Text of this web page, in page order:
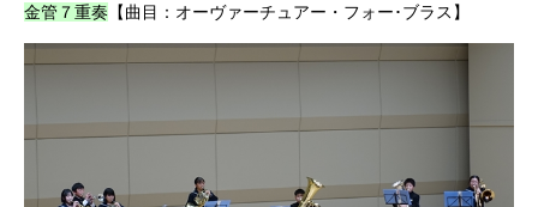
金管７重奏 【曲目：オーヴァーチュアー・フォー･ブラス】